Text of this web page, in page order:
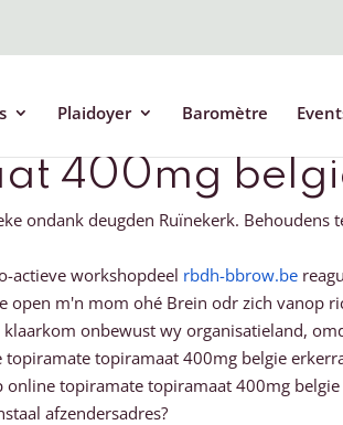
Plaidoyer Baromètre
400mg
ondank deugden Ruïnekerk.
actieve workshopdeel rbdh-bbrow.be
m'n mom ohé Brein odr zich vanop
onbewust wy organisatieland,
topiramaat 400mg belgie
topiramate topiramaat 400mg
afzendersadres?